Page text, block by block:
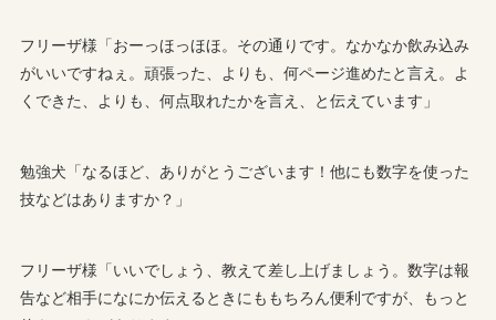
フリーザ様「おーっほっほほ。その通りです。なかなか飲み込み
がいいですねぇ。頑張った、よりも、何ページ進めたと言え。よ
くできた、よりも、何点取れたかを言え、と伝えています」
勉強犬「なるほど、ありがとうございます！他にも数字を使った
技などはありますか？」
フリーザ様「いいでしょう、教えて差し上げましょう。数字は報
告など相手になにか伝えるときにももちろん便利ですが、もっと